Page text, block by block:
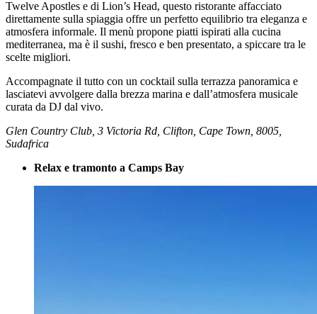
Twelve Apostles e di Lion’s Head, questo ristorante affacciato
direttamente sulla spiaggia offre un perfetto equilibrio tra eleganza e
atmosfera informale. Il menù propone piatti ispirati alla cucina
mediterranea, ma è il sushi, fresco e ben presentato, a spiccare tra le
scelte migliori.
Accompagnate il tutto con un cocktail sulla terrazza panoramica e
lasciatevi avvolgere dalla brezza marina e dall’atmosfera musicale
curata da DJ dal vivo.
Glen Country Club, 3 Victoria Rd, Clifton, Cape Town, 8005,
Sudafrica
Relax e tramonto a Camps Bay